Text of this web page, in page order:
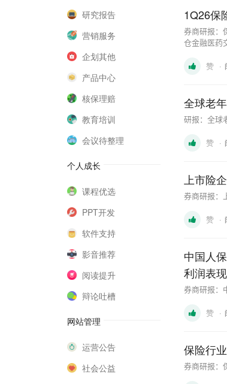
研究报告
营销服务
企划其他
产品中心
核保理赔
教育培训
会议待整理
个人成长
课程优选
PPT开发
软件支持
影音推荐
阅读提升
辩论吐槽
网站管理
运营公告
社会公益
1Q26保
券商研报：
仓金融医药
赞 ·
全球老
研报：全球
赞 ·
上市险
券商研报：
赞 ·
中国人
利润表现
券商研报：
赞 ·
保险行
券商研报：